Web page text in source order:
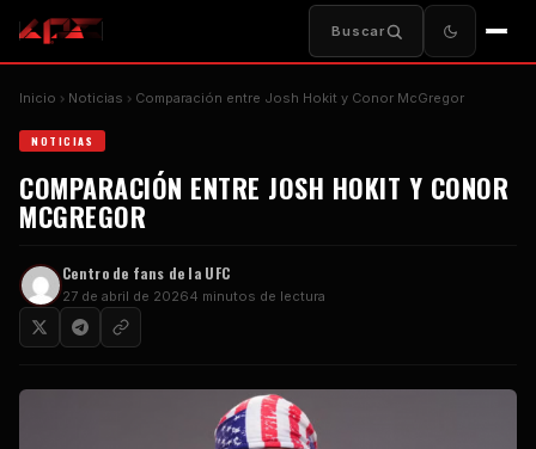
Buscar
Inicio Noticias Comparación entre Josh Hokit y Conor McGregor
NOTICIAS
COMPARACIÓN ENTRE JOSH HOKIT Y CONOR
MCGREGOR
Centro de fans de la UFC
27 de abril de 20264 minutos de lectura